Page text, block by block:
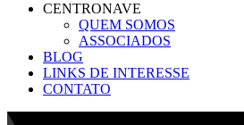
CENTRONAVE
QUEM SOMOS
ASSOCIADOS
BLOG
LINKS DE INTERESSE
CONTATO